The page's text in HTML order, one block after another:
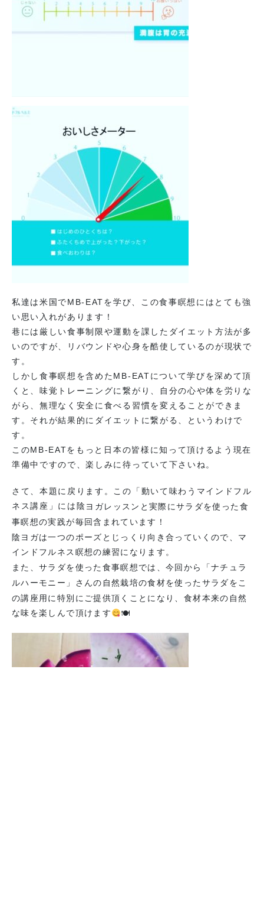
私達は米国でMB-EATを学び、この食事瞑想にはとても強
い思い入れがあります！
巷には厳しい食事制限や運動を課したダイエット方法が多
いのですが、リバウンドや心身を酷使しているのが現状で
す。
しかし食事瞑想を含めたMB-EATについて学びを深めて頂
くと、味覚トレーニングに繋がり、自分の心や体を労りな
がら、無理なく安全に食べる習慣を変えることができま
す。それが結果的にダイエットに繋がる、というわけで
す。
このMB-EATをもっと日本の皆様に知って頂けるよう現在
準備中ですので、楽しみに待っていて下さいね。
さて、本題に戻ります。この「動いて味わうマインドフル
ネス講座」には陰 ヨガレッスンと実際にサラダを使った食
事瞑想の実践が毎回含まれています！
陰ヨガは一つのポーズとじっくり向き合っていくので、マ
インドフルネス瞑想の練習になります。
また、サラダを使った食事瞑想では、今回から「ナチュラ
ルハーモニー」さんの自然栽培の食材を使ったサラダをこ
の講座用に特別にご提供頂くことになり、食材本来の自然
な味を楽しんで頂けます
🍽